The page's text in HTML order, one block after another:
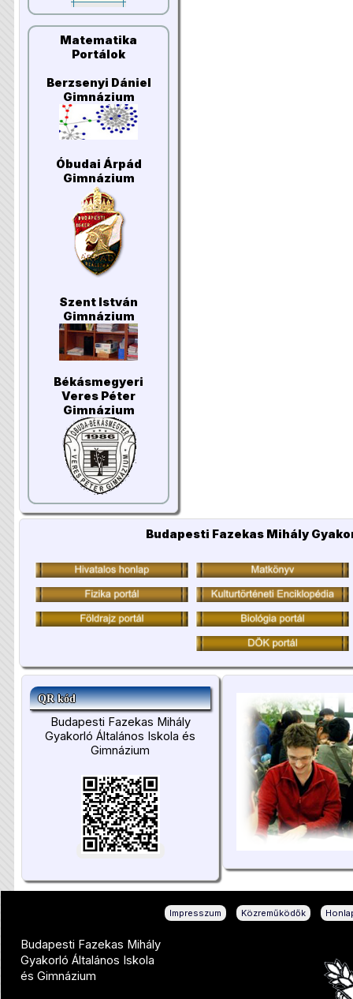
Matematika
Portálok
Berzsenyi Dániel
Gimnázium
Óbudai Árpád
Gimnázium
Szent István
Gimnázium
Békásmegyeri
Veres Péter
Gimnázium
Budapesti Fazekas Mihály
QR kód
Budapesti Fazekas Mihály
Gyakorló Általános Iskola és
Gimnázium
Impresszum Közreműködők
Budapesti Fazekas Mihály
Gyakorló Általános Iskola
és Gimnázium